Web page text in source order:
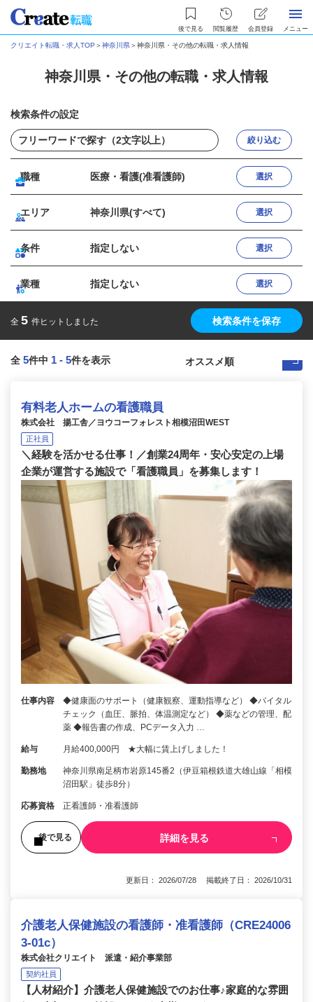
後で見る 閲覧履歴 会員登録 メニュー
クリエイト転職・求人TOP ＞神奈川県＞神奈川県・その他の転職・求人情報
神奈川県・その他の転職・求人情報
検索条件の設定
絞り込む
職種 医療・看護(准看護師) 選択
エリア 神奈川県(すべて) 選択
条件 指定しない 選択
業種 指定しない 選択
全 5 件ヒットしました 検索条件を保存
全 5件中 1 - 5件を表示
有料老人ホームの看護職員
株式会社 揚工舎／ヨウコーフォレスト相模沼田WEST
正社員
＼経験を活かせる仕事！／創業24周年・安心安定の上場
企業が運営する施設で「看護職員」を募集します！
仕事内容
◆健康面のサポート（健康観察、運動指導など） ◆バイタル
チェック（血圧、脈拍、体温測定など） ◆薬などの管理、配
薬 ◆報告書の作成、PCデータ入力 …
給与 月給400,000円 ★大幅に賃上げしました！
勤務地
神奈川県南足柄市岩原145番2（伊豆箱根鉄道大雄山線「相模
沼田駅」徒歩8分）
応募資格 正看護師・准看護師
後で見る 詳細を見る
更新日： 2026/07/28 掲載終了日： 2026/10/31
介護老人保健施設の看護師・准看護師（CRE24006
3-01c）
株式会社クリエイト 派遣・紹介事業部
契約社員
【人材紹介】介護老人保健施設でのお仕事♪家庭的な雰囲